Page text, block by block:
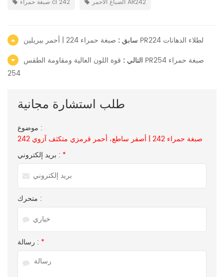
صبغة حمراء ci 242
الصباغ الأحمر AR242
سابق :
صبغة حمراء 224 | أحمر بيريلين PR224 لطلاء الدهانات
التالي : قوة اللون العالية ومقاومة الطقس PR254 صبغة حمراء
254
طلب استشارة مجانية
موضوع :
صبغة حمراء 242 | أصفر ساطع، أحمر قرمزي متكثف آزوي 242
بريد إلكتروني : *
متحرك :
رسالة : *